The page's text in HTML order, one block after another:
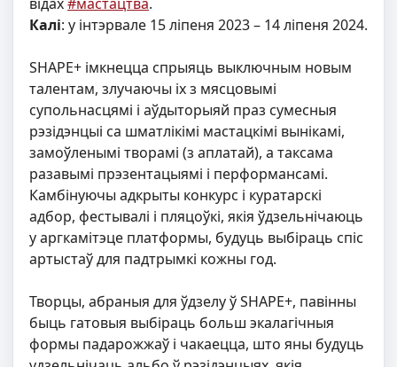
Калі: у інтэрвале 15 ліпеня 2023 – 14 ліпеня 2024.
SHAPE+ імкнецца спрыяць выключным новым
талентам, злучаючы іх з мясцовымі
супольнасцямі і аўдыторыяй праз сумесныя
рэзідэнцыі са шматлікімі мастацкімі вынікамі,
замоўленымі творамі (з аплатай), а таксама
разавымі прэзентацыямі і перформансамі.
Камбінуючы адкрыты конкурс і куратарскі
адбор, фестывалі і пляцоўкі, якія ўдзельнічаюць
у аргкамітэце платформы, будуць выбіраць спіс
артыстаў для падтрымкі кожны год.
Творцы, абраныя для ўдзелу ў SHAPE+, павінны
быць гатовыя выбіраць больш экалагічныя
формы падарожжаў і чакаецца, што яны будуць